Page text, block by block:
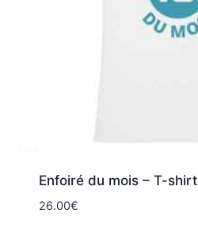
Enfoiré du mois – T-shirt
26.00€